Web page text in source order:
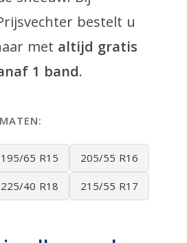
bestelt u
met altijd gratis
1 band.
195/65 R15 205/55 R16
225/40 R18 215/55 R17